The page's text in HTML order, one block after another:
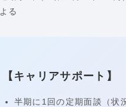
よる
【キャリアサポート】
半期に1回の定期面談（状